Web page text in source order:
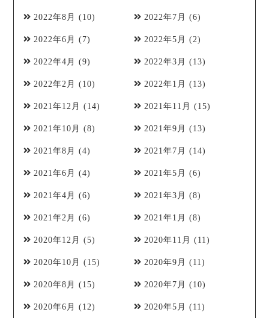
2022年8月 (10) 2022年7月 (6)
2022年6月 (7) 2022年5月 (2)
2022年4月 (9) 2022年3月 (13)
2022年2月 (10) 2022年1月 (13)
2021年12月 (14) 2021年11月 (15)
2021年10月 (8) 2021年9月 (13)
2021年8月 (4) 2021年7月 (14)
2021年6月 (4) 2021年5月 (6)
2021年4月 (6) 2021年3月 (8)
2021年2月 (6) 2021年1月 (8)
2020年12月 (5) 2020年11月 (11)
2020年10月 (15) 2020年9月 (11)
2020年8月 (15) 2020年7月 (10)
2020年6月 (12) 2020年5月 (11)